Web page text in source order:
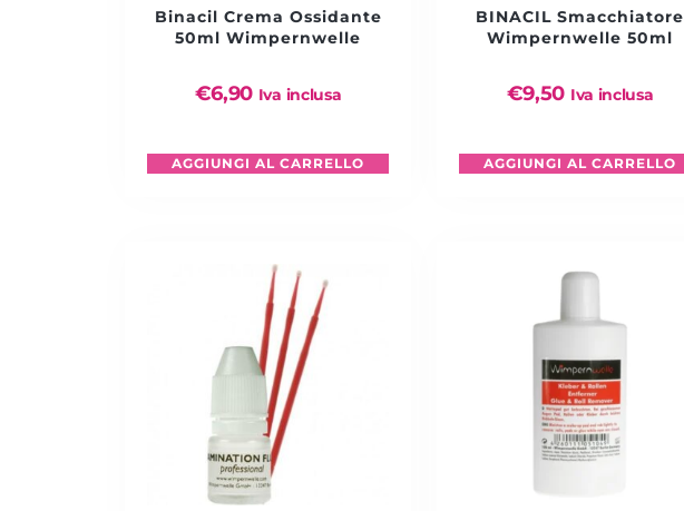
Binacil Crema Ossidante
50ml Wimpernwelle
€6,90 Iva inclusa
AGGIUNGI AL CARRELLO
BINACIL Smacchiatore
Wimpernwelle 50ml
€9,50 Iva inclusa
AGGIUNGI AL CARRELLO